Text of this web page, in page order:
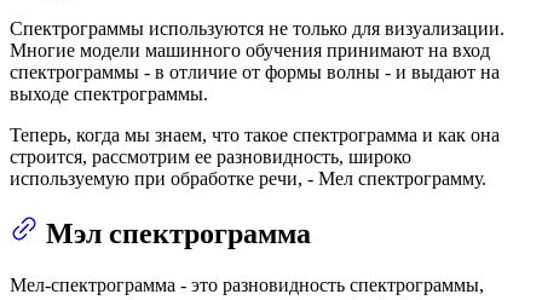
Спектрограммы используются не только для визуализации.
Многие модели машинного обучения принимают на вход
спектрограммы - в отличие от формы волны - и выдают на
выходе спектрограммы.
Теперь, когда мы знаем, что такое спектрограмма и как она
строится, рассмотрим ее разновидность, широко
используемую при обработке речи, - Мел спектрограмму.
Мэл спектрограмма
Мел-спектрограмма - это разновидность спектрограммы,